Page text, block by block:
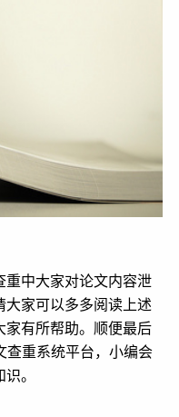
重中大家对论文内容泄
大家可以多多阅读上述
家有所帮助。顺便最后
查重系统平台，小编会
。